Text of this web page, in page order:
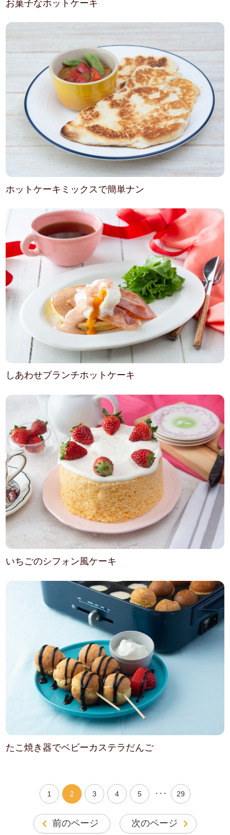
お菓子なホットケーキ
ホットケーキミックスで簡単ナン
しあわせブランチホットケーキ
いちごのシフォン風ケーキ
たこ焼き器でベビーカステラだんご
前のページ
1 2 3 4 5 ・・・ 29
次のページ